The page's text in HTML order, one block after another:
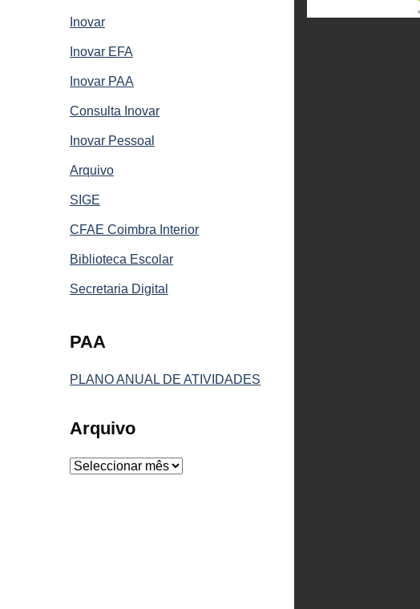
Inovar
Inovar EFA
Inovar PAA
Consulta Inovar
Inovar Pessoal
Arquivo
SIGE
CFAE Coimbra Interior
Biblioteca Escolar
Secretaria Digital
PAA
PLANO ANUAL DE ATIVIDADES
Arquivo
Arquivo